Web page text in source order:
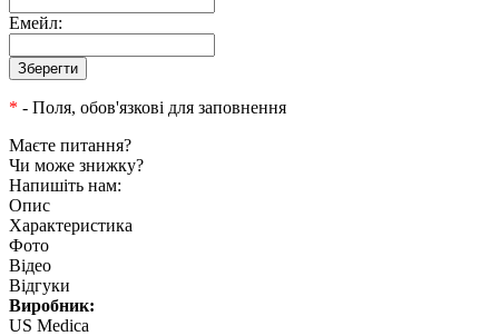
Емейл:
* - Поля, обов'язкові для заповнення
Маєте питання?
Чи може знижку?
Напишіть нам:
Опис
Характеристика
Фото
Відео
Відгуки
Виробник:
US Medica